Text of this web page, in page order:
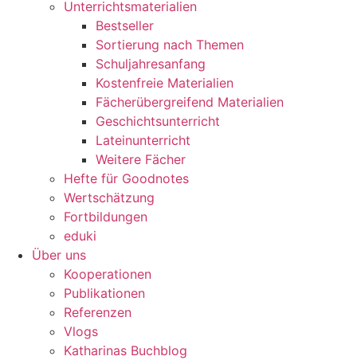
Unterrichtsmaterialien
Bestseller
Sortierung nach Themen
Schuljahresanfang
Kostenfreie Materialien
Fächerübergreifend Materialien
Geschichtsunterricht
Lateinunterricht
Weitere Fächer
Hefte für Goodnotes
Wertschätzung
Fortbildungen
eduki
Über uns
Kooperationen
Publikationen
Referenzen
Vlogs
Katharinas Buchblog